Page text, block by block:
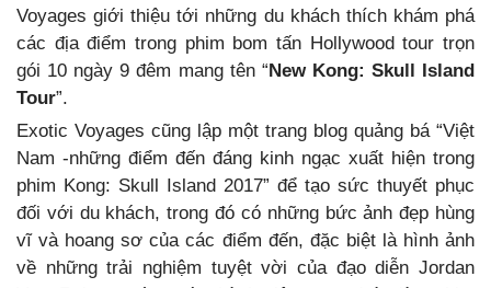
Voyages giới thiệu tới những du khách thích khám phá
các địa điểm trong phim bom tấn Hollywood tour trọn
gói 10 ngày 9 đêm mang tên “New Kong: Skull Island
Tour”.
Exotic Voyages cũng lập một trang blog quảng bá “Việt
Nam -những điểm đến đáng kinh ngạc xuất hiện trong
phim Kong: Skull Island 2017” để tạo sức thuyết phục
đối với du khách, trong đó có những bức ảnh đẹp hùng
vĩ và hoang sơ của các điểm đến, đặc biệt là hình ảnh
về những trải nghiệm tuyệt vời của đạo diễn Jordan